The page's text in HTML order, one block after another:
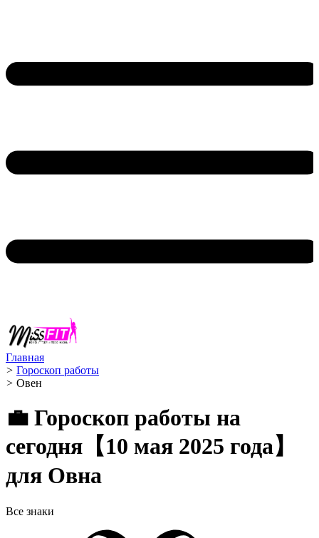
Главная
> Гороскоп работы
> Овен ️
💼 Гороскоп работы на
сегодня【10 мая 2025 года】
для Овна
Все знаки